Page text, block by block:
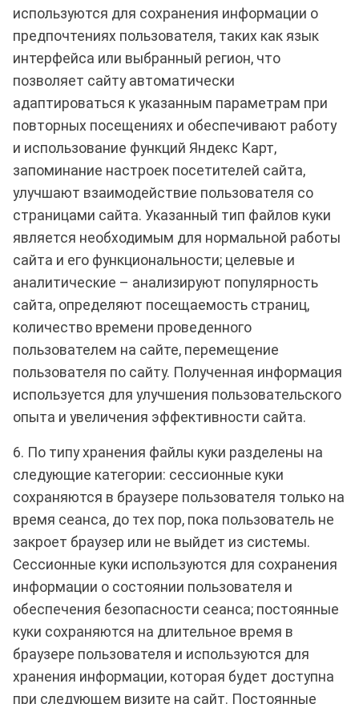
используются для сохранения информации о
предпочтениях пользователя, таких как язык
интерфейса или выбранный регион, что
позволяет сайту автоматически
адаптироваться к указанным параметрам при
повторных посещениях и обеспечивают работу
и использование функций Яндекс Карт,
запоминание настроек посетителей сайта,
улучшают взаимодействие пользователя со
страницами сайта. Указанный тип файлов куки
является необходимым для нормальной работы
сайта и его функциональности; целевые и
аналитические – анализируют популярность
сайта, определяют посещаемость страниц,
количество времени проведенного
пользователем на сайте, перемещение
пользователя по сайту. Полученная информация
используется для улучшения пользовательского
опыта и увеличения эффективности сайта.
6. По типу хранения файлы куки разделены на
следующие категории: сессионные куки
сохраняются в браузере пользователя только на
время сеанса, до тех пор, пока пользователь не
закроет браузер или не выйдет из системы.
Сессионные куки используются для сохранения
информации о состоянии пользователя и
обеспечения безопасности сеанса; постоянные
куки сохраняются на длительное время в
браузере пользователя и используются для
хранения информации, которая будет доступна
при следующем визите на сайт. Постоянные